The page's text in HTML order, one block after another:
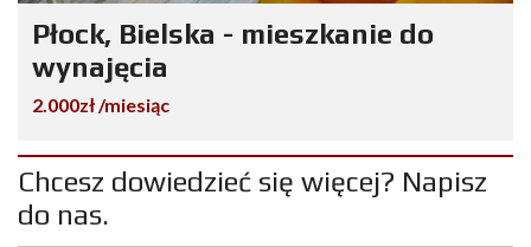
Płock, Bielska - mieszkanie do
wynajęcia
2.000zł /miesiąc
Chcesz dowiedzieć się więcej? Napisz
do nas.